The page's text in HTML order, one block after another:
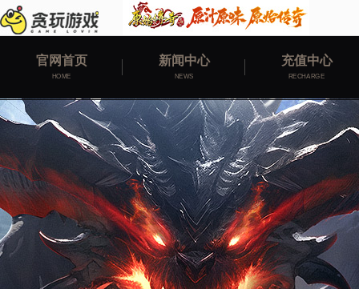
官网首页
HOME
新闻中心
NEWS
充值中心
RECHARGE